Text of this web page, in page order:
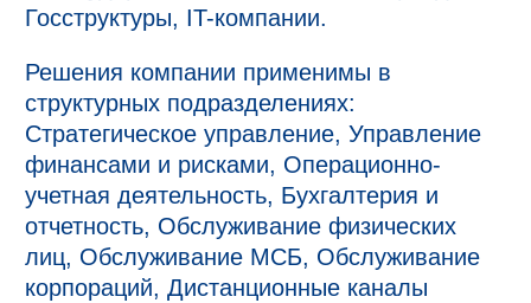
Госструктуры, IT-компании.
Решения компании применимы в
структурных подразделениях:
Стратегическое управление, Управление
финансами и рисками, Операционно-
учетная деятельность, Бухгалтерия и
отчетность, Обслуживание физических
лиц, Обслуживание МСБ, Обслуживание
корпораций, Дистанционные каналы